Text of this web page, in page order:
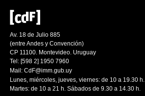
Av. 18 de Julio 885
(entre Andes y Convención)
CP 11100. Montevideo. Uruguay
Tel: [598 2] 1950 7960
Mail: CdF@imm.gub.uy
Lunes, miércoles, jueves, viernes: de 10 a 19.30 h.
Martes: de 10 a 21 h. Sábados de 9.30 a 14.30 h.